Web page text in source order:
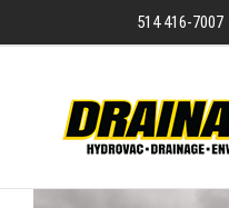
to
514 416-7007